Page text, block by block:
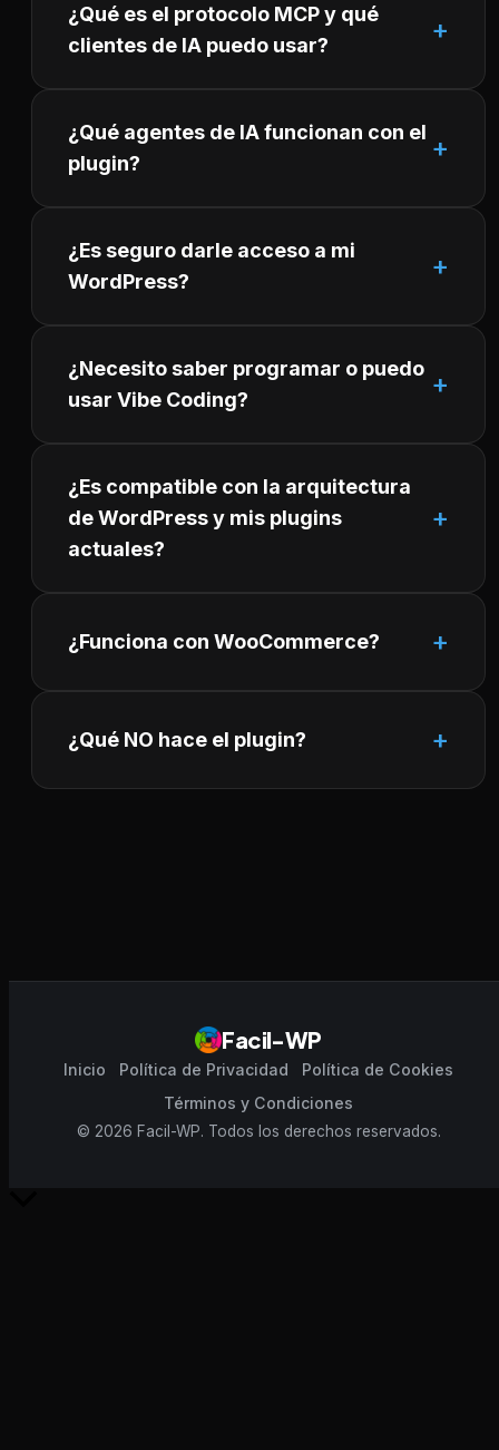
¿Qué es el protocolo MCP y qué
clientes de IA puedo usar?
¿Qué agentes de IA funcionan con el
plugin?
¿Es seguro darle acceso a mi
WordPress?
¿Necesito saber programar o puedo
usar Vibe Coding?
¿Es compatible con la arquitectura
de WordPress y mis plugins
actuales?
¿Funciona con WooCommerce?
¿Qué NO hace el plugin?
Facil-WP
Inicio Política de Privacidad
Política de Cookies
Términos y Condiciones
© 2026 Facil-WP. Todos los derechos reservados.